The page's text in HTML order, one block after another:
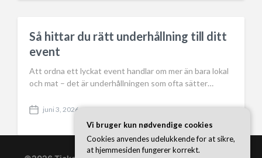
a
t
e
Så hittar du rätt underhållning till ditt
event
Att ordna ett lyckat event handlar om mer än bara lokal
och mat – det är underhållningen som ofta sätter…
P
s
d
juni 3, 2026
Vi bruger kun nødvendige cookies
Cookies anvendes udelukkende for at sikre,
at hjemmesiden fungerer korrekt.